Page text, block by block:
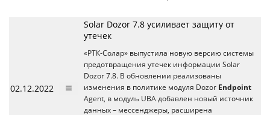
02.12.2022
Solar Dozor 7.8 усиливает защиту от
утечек
«РТК-Солар» выпустила новую версию системы
предотвращения утечек информации Solar
Dozor 7.8. В обновлении реализованы
изменения в политике модуля Dozor Endpoint
Agent, в модуль UBA добавлен новый источник
данных – мессенджеры, расширена